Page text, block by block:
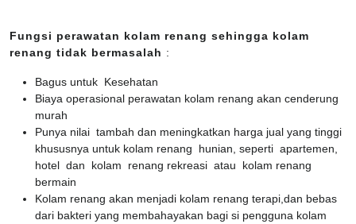
Fungsi perawatan kolam renang sehingga kolam
renang tidak bermasalah :
Bagus untuk Kesehatan
Biaya operasional perawatan kolam renang akan cenderung
murah
Punya nilai tambah dan meningkatkan harga jual yang tinggi
khususnya untuk kolam renang hunian, seperti apartemen,
hotel dan kolam renang rekreasi atau kolam renang
bermain
Kolam renang akan menjadi kolam renang terapi,dan bebas
dari bakteri yang membahayakan bagi si pengguna kolam